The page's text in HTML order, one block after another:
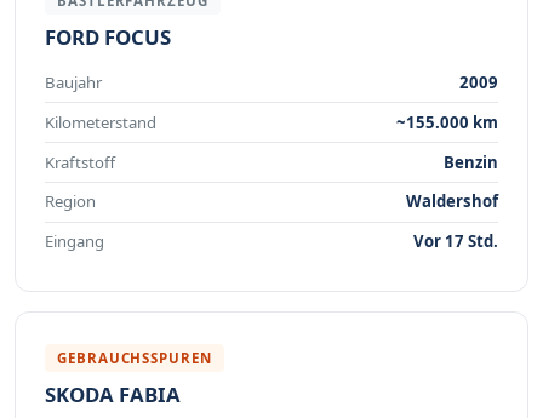
FORD FOCUS
Baujahr
2009
Kilometerstand
~155.000 km
Kraftstoff
Benzin
Region
Waldershof
Eingang
Vor 17 Std.
GEBRAUCHSSPUREN
SKODA FABIA